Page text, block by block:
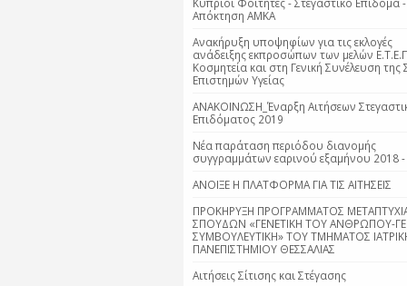
Απόκτηση ΑΜΚΑ
Ανακήρυξη υποψηφίων για τις εκλογές
ανάδειξης εκπροσώπων των μελών
Κοσμητεία και στη Γενική Συνέλευση της
Επιστημών Υγείας
ΑΝΑΚΟΙΝΩΣΗ_Έναρξη Αιτήσεων
Επιδόματος 2019
Νέα παράταση περιόδου διανομής
συγγραμμάτων εαρινού εξαμήνου 2018
ΑΝΟΙΞΕ Η ΠΛΑΤΦΟΡΜΑ ΓΙΑ ΤΙΣ ΑΙΤΗΣΕΙΣ
ΠΡΟΚΗΡΥΞΗ ΠΡΟΓΡΑΜΜΑΤΟΣ
ΣΠΟΥΔΩΝ «ΓΕΝΕΤΙΚΗ ΤΟΥ ΑΝΘΡΩΠΟΥ-
ΣΥΜΒΟΥΛΕΥΤΙΚΗ» ΤΟΥ ΤΜΗΜΑΤΟΣ
ΠΑΝΕΠΙΣΤΗΜΙΟΥ ΘΕΣΣΑΛΙΑΣ
Αιτήσεις Σίτισης και Στέγασης